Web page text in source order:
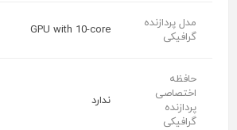
مدل پردازنده
گرافیکی
GPU with 10-core
حافظه
اختصاصی
پردازنده
گرافیکی
ندارد